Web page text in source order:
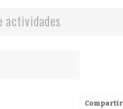
actividades
Compartir